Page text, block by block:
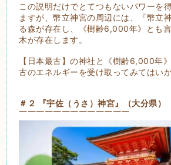
この説明だけでとてつもないパワーを
ますが、幣立神宮の周辺には、『幣立
る森が存在し、《樹齢6,000年》とも
木が存在します。
【日本最古】の神社と《樹齢6,000年
古のエネルギーを受け取ってみてはい
＃２ 『宇佐（うさ）神宮』（大分県）
￣￣￣￣￣￣￣￣￣￣￣￣￣